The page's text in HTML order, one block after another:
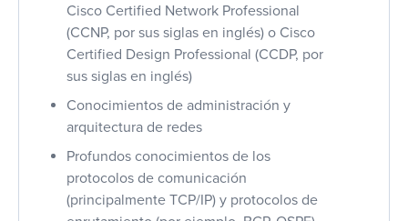
Cisco Certified Network Professional
(CCNP, por sus siglas en inglés) o Cisco
Certified Design Professional (CCDP, por
sus siglas en inglés)
Conocimientos de administración y
arquitectura de redes
Profundos conocimientos de los
protocolos de comunicación
(principalmente TCP/IP) y protocolos de